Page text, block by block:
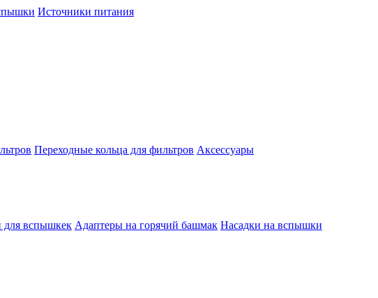
Источники питания
Переходные кольца для фильтров Аксессуары
для вспышкек Адаптеры на горячий башмак Насадки на вспышки